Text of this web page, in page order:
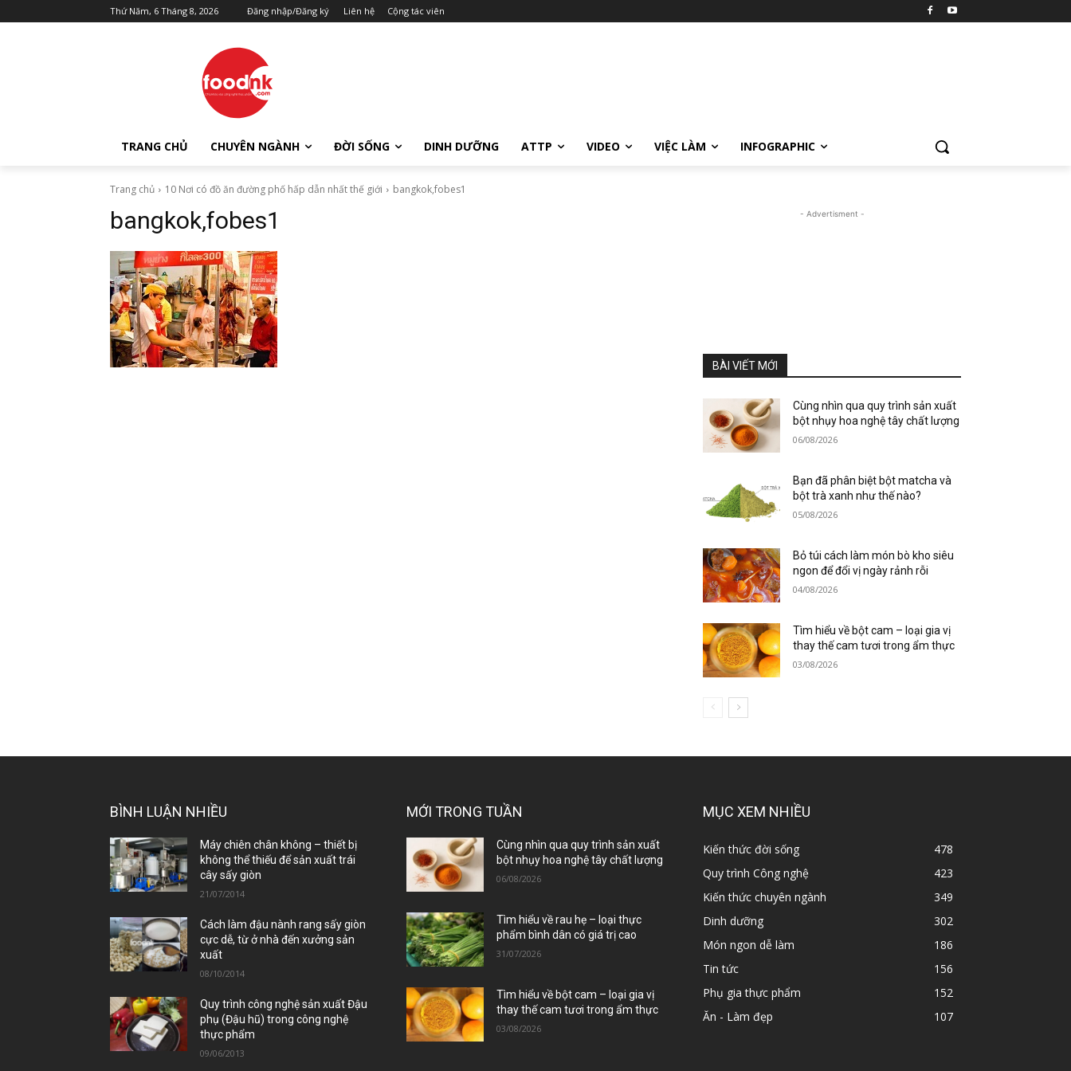
Thứ Năm, 6 Tháng 8, 2026 Đăng nhập/Đăng ký Liên hệ Cộng tác viên
TRANG CHỦ CHUYÊN NGÀNH ĐỜI SỐNG DINH DƯỠNG ATTP VIDEO VIỆC LÀM INFOGRAPHIC
Trang chủ 10 Nơi có đồ ăn đường phố hấp dẫn nhất thế giới bangkok,fobes1
bangkok,fobes1 - Advertisment -
BÀI VIẾT MỚI
Cùng nhìn qua quy trình sản xuất
bột nhụy hoa nghệ tây chất lượng
06/08/2026
Bạn đã phân biệt bột matcha và
bột trà xanh như thế nào?
05/08/2026
Bỏ túi cách làm món bò kho siêu
ngon để đổi vị ngày rảnh rỗi
04/08/2026
Tìm hiểu về bột cam – loại gia vị
thay thế cam tươi trong ẩm thực
03/08/2026
BÌNH LUẬN NHIỀU
Máy chiên chân không – thiết bị
không thể thiếu để sản xuất trái
cây sấy giòn
21/07/2014
Cách làm đậu nành rang sấy giòn
cực dễ, từ ở nhà đến xưởng sản
xuất
08/10/2014
Quy trình công nghệ sản xuất Đậu
phụ (Đậu hũ) trong công nghệ
thực phẩm
09/06/2013
MỚI TRONG TUẦN
Cùng nhìn qua quy trình sản xuất
bột nhụy hoa nghệ tây chất lượng
06/08/2026
Tìm hiểu về rau hẹ – loại thực
phẩm bình dân có giá trị cao
31/07/2026
Tìm hiểu về bột cam – loại gia vị
thay thế cam tươi trong ẩm thực
03/08/2026
MỤC XEM NHIỀU
Kiến thức đời sống
478
Quy trình Công nghệ
423
Kiến thức chuyên ngành
349
Dinh dưỡng
302
Món ngon dễ làm
186
Tin tức
156
Phụ gia thực phẩm
152
Ăn - Làm đẹp
107